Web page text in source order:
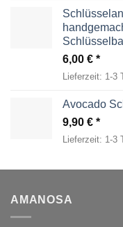
6,00 €
Lieferzeit: 1-3
Avocado
9,90 €
Lieferzeit: 1-3
AMANOSA